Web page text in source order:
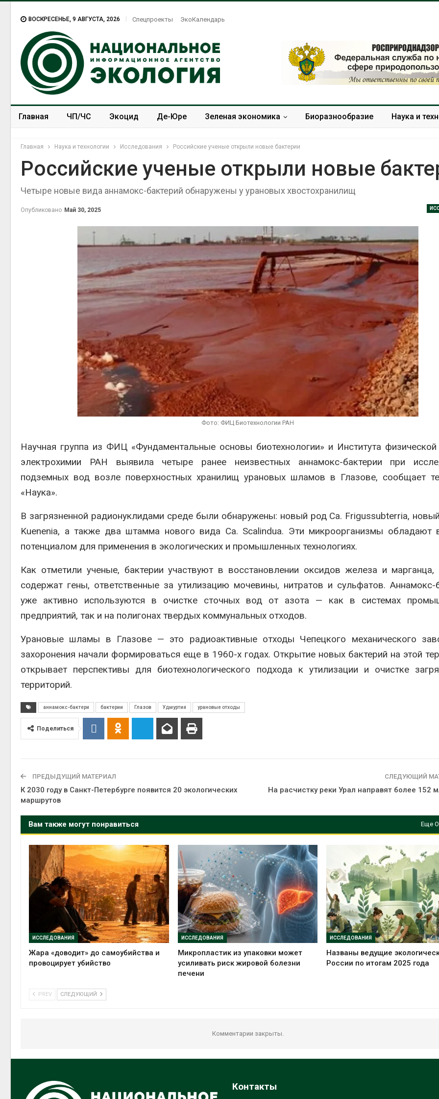
ВОСКРЕСЕНЬЕ, 9 АВГУСТА, 2026 Спецпроекты ЭкоКалендарь
Главная ЧП/ЧС Экоцид Де-Юре Зеленая экономика Биоразнообразие Наука и
Главная Наука и технологии Исследования Российские ученые открыли новые бактерии
Российские ученые открыли новые
Четыре новые вида аннамокс-бактерий обнаружены у урановых хвостохранилищ
Опубликовано Май 30, 2025
Фото: ФИЦ Биотехнологии РАН
Научная группа из ФИЦ «Фундаментальные основы биотехнологии» и Института
электрохимии РАН выявила четыре ранее неизвестных аннамокс-бактерии при
подземных вод возле поверхностных хранилищ урановых шламов в Глазове, сообщает
«Наука».
В загрязненной радионуклидами среде были обнаружены: новый род Ca. Frigussubterria,
Kuenenia, а также два штамма нового вида Ca. Scalindua. Эти микроорганизмы обладают
потенциалом для применения в экологических и промышленных технологиях.
Как отметили ученые, бактерии участвуют в восстановлении оксидов железа и
содержат гены, ответственные за утилизацию мочевины, нитратов и сульфатов. Аннамокс-
уже активно используются в очистке сточных вод от азота — как в системах
предприятий, так и на полигонах твердых коммунальных отходов.
Урановые шламы в Глазове — это радиоактивные отходы Чепецкого механического
захоронения начали формироваться еще в 1960-х годах. Открытие новых бактерий на этой
открывает перспективы для биотехнологического подхода к утилизации и очистке
территорий.
аннамокс-бактери бактерии Глазов Удмуртия урановые отходы
Поделиться
ПРЕДЫДУЩИЙ МАТЕРИАЛ
К 2030 году в Санкт-Петербурге появится 20 экологических
маршрутов
СЛЕДУЮЩИЙ
На расчистку реки Урал направят более 152
Вам также могут понравиться Еще
ИССЛЕДОВАНИЯ
Жара «доводит» до самоубийства и
провоцирует убийство
ИССЛЕДОВАНИЯ
Микропластик из упаковки может
усиливать риск жировой болезни
печени
ИССЛЕДОВАНИЯ
Названы ведущие
России по итогам 2025 года
PREV СЛЕДУЮЩИЙ
Комментарии закрыты.
Американские экологи
масштабном загрязнении
экологические НКО
России по итогам 2025
Авг 7, 2026
Тайфун, засуха и пожары:
регионов столкнулись с
экстремальными
природными явлениями
Авг 7, 2026
Солнечные панели над
каналами позволяют
одновременно
вырабатывать энергию и
экономить воду
Дождевая вода с крыш
может помочь городам
переживать жару
объектов и уборку
Авг 7, 2026
Жара «доводит» до
Банановые стебли в
Бангладеш превращают в
текстиль и экспортное
сырьё
Авг 9, 2026
Микропластик из
упаковки может
Авг 8, 2026
ушёл от проверок к
наблюдению
Авг 8, 2026
Южная Корея ускорит
развитие солнечной
спроса со стороны ИИ
водохранилища Волги и
Авг 7, 2026
защиту
Авг 7, 2026
Дом из
может
без отопления
Авг 7, 2026
Камчатские
олени
перед
Авг 7, 2026
Ozon
помощи для
Нижнего
Авг 7, 2026
В Индии
центра Google
столкнулся с
Авг 7, 2026
полигоне:
Контакты